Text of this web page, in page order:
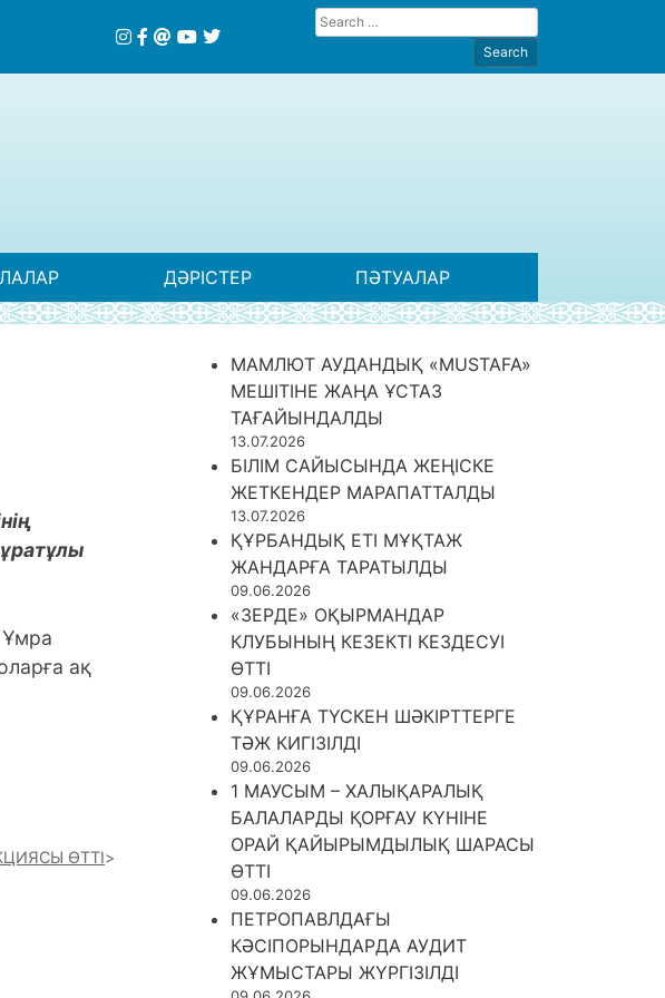
ДӘРІСТЕР ПӘТУАЛАР
Ұмра
ақ
ӨТТІ
МАМЛЮТ АУДАНДЫҚ «MUSTAFA»
МЕШІТІНЕ ЖАҢА ҰСТАЗ
ТАҒАЙЫНДАЛДЫ
13.07.2026
БІЛІМ САЙЫСЫНДА ЖЕҢІСКЕ
ЖЕТКЕНДЕР МАРАПАТТАЛДЫ
13.07.2026
ҚҰРБАНДЫҚ ЕТІ МҰҚТАЖ
ЖАНДАРҒА ТАРАТЫЛДЫ
09.06.2026
«ЗЕРДЕ» ОҚЫРМАНДАР
КЛУБЫНЫҢ КЕЗЕКТІ КЕЗДЕСУІ
ӨТТІ
09.06.2026
ҚҰРАНҒА ТҮСКЕН ШӘКІРТТЕРГЕ
ТӘЖ КИГІЗІЛДІ
09.06.2026
1 МАУСЫМ – ХАЛЫҚАРАЛЫҚ
БАЛАЛАРДЫ ҚОРҒАУ КҮНІНЕ
ОРАЙ ҚАЙЫРЫМДЫЛЫҚ ШАРАСЫ
ӨТТІ
09.06.2026
ПЕТРОПАВЛДАҒЫ
КӘСІПОРЫНДАРДА АУДИТ
ЖҰМЫСТАРЫ ЖҮРГІЗІЛДІ